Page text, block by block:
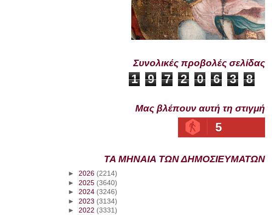
Συνολικές προβολές σελίδας
1 9 7 2 0 6 3 8
Μας βλέπουν αυτή τη στιγμή
5
ΤΑ ΜΗΝΑΙΑ ΤΩΝ ΔΗΜΟΣΙΕΥΜΑΤΩΝ
►2026 (2214)
► 2025 (3640)
►2024 (3246)
► 2023 (3134)
► 2022 (3331)